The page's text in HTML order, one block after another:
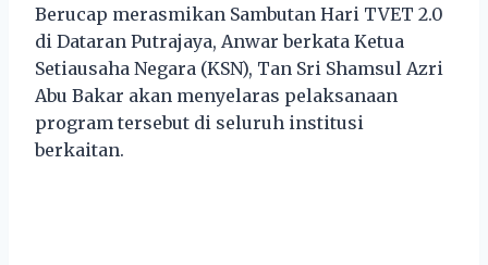
Berucap merasmikan Sambutan Hari TVET 2.0
di Dataran Putrajaya, Anwar berkata Ketua
Setiausaha Negara (KSN), Tan Sri Shamsul Azri
Abu Bakar akan menyelaras pelaksanaan
program tersebut di seluruh institusi
berkaitan.